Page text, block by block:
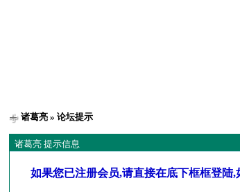
诸葛亮 » 论坛提示
诸葛亮 提示信息
如果您已注册会员,请直接在底下框框登陆